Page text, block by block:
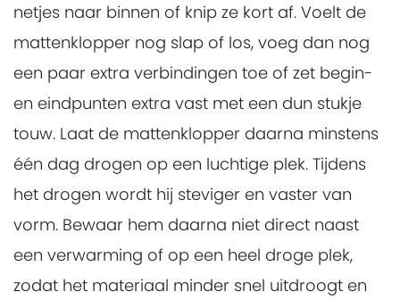
netjes naar binnen of knip ze kort af. Voelt de
mattenklopper nog slap of los, voeg dan nog
een paar extra verbindingen toe of zet begin-
en eindpunten extra vast met een dun stukje
touw. Laat de mattenklopper daarna minstens
één dag drogen op een luchtige plek. Tijdens
het drogen wordt hij steviger en vaster van
vorm. Bewaar hem daarna niet direct naast
een verwarming of op een heel droge plek,
zodat het materiaal minder snel uitdroogt en